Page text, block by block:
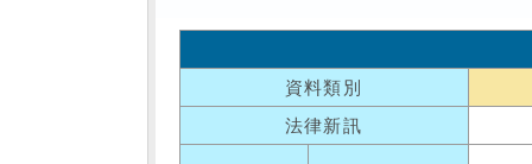
資料類別
法律新訊